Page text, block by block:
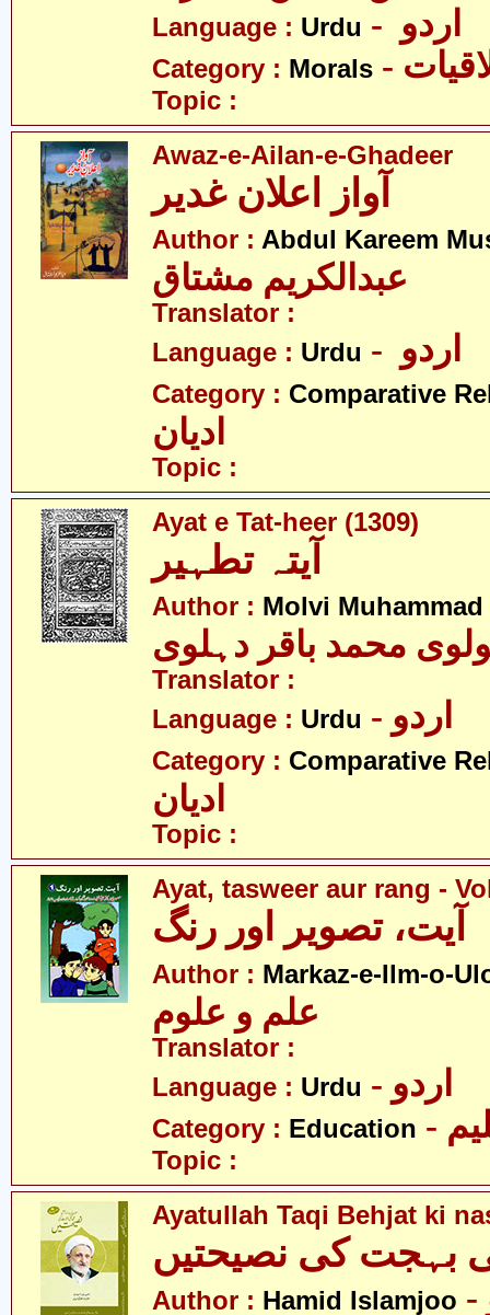
Language : Urdu
Category : Morals
Topic :
Awaz-e-Ailan-e-Ghadeer
Author : Abdul Kareem
عبدالکریم مشتاق
Translator :
Language : Urdu
Category : Comparative
ادیان
Topic :
Ayat e Tat-heer (1309)
آیتہ تطہیر
Author : Molvi
محمد باقر دہلوی
Translator :
Language : Urdu - اردو
Category : Comparative
ادیان
Topic :
Ayat, tasweer aur rang -
آیت، تصویر اور رنگ
Author : Markaz-e-Ilm-o-
علم و علوم
Translator :
Language : Urdu - اردو
Category : Education
Topic :
Ayatullah Taqi Behjat ki
بہجت کی نصیحتیں
Author : Hamid Islamjoo